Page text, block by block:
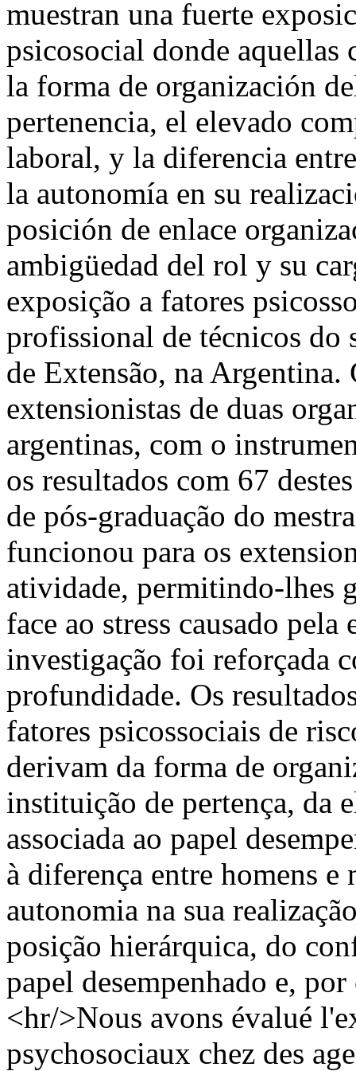
muestran una fuerte
psicosocial donde aquellas
la forma de organización
pertenencia, el elevado
laboral, y la diferencia
la autonomía en su
posición de enlace
ambigüedad del rol y su
exposição a fatores
profissional de técnicos do
de Extensão, na
extensionistas de duas
argentinas, com o
os resultados com 67
de pós-graduação do
funcionou para os
atividade, permitindo-lhes
face ao stress causado
investigação foi reforçada
profundidade. Os
fatores psicossociais de
derivam da forma de
instituição de pertença, da
associada ao papel
à diferença entre homens e
autonomia na sua
posição hierárquica, do
papel desempenhado e,
<hr/>Nous avons évalué
psychosociaux chez des